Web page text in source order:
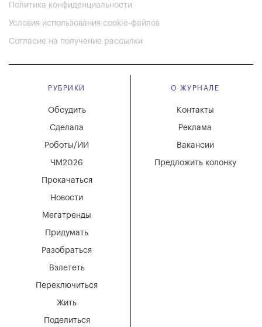
Политика конфиденциальности
Условия использования cookie-файлов
Согласие на получение рассылки
РУБРИКИ
Мегатренды
Придумать
Разобраться
Взлететь
Новости
Переключиться
Жить
Поделиться
Обсудить
Сделала
Роботы/ИИ
ЧМ2026
Прокачаться
О ЖУРНАЛЕ
Вакансии
Реклама
Контакты
Предложить колонку